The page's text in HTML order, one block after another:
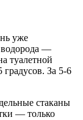
уже
водорода —
туалетной
градусов. За 5-6
стаканы
— только